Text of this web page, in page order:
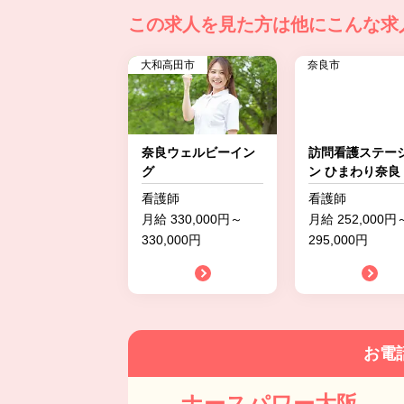
この求人を見た方は他にこんな
大和高田市
奈良ウェルビーイン
グ
看護師
月給 330,000円～
330,000円
奈良市
訪問看護ステー
ン ひまわり奈良
看護師
月給 252,000円
295,000円
お電